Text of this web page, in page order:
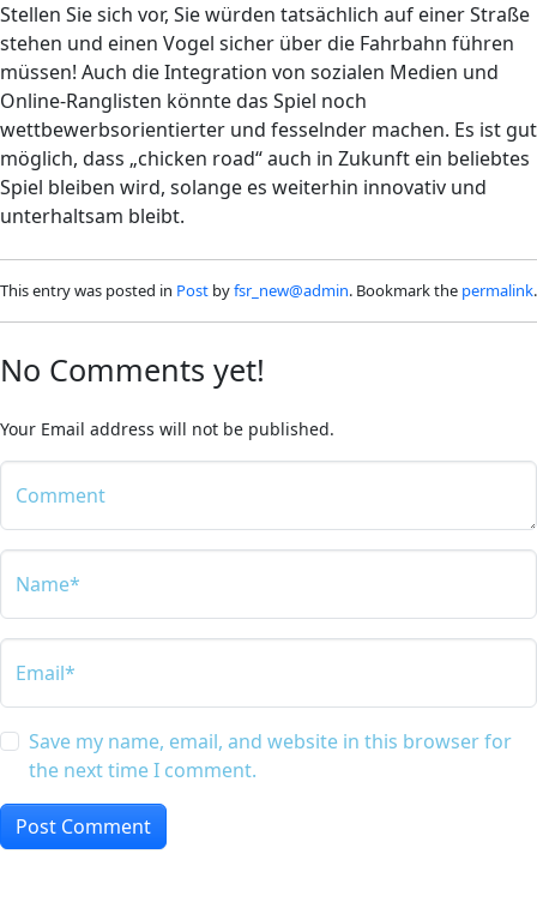
Stellen Sie sich vor, Sie würden tatsächlich auf einer Straße
stehen und einen Vogel sicher über die Fahrbahn führen
müssen! Auch die Integration von sozialen Medien und
Online-Ranglisten könnte das Spiel noch
wettbewerbsorientierter und fesselnder machen. Es ist gut
möglich, dass „chicken road“ auch in Zukunft ein beliebtes
Spiel bleiben wird, solange es weiterhin innovativ und
unterhaltsam bleibt.
This entry was posted in Post byfsr_new@admin. Bookmark the permalink.
No Comments yet!
Your Email address will not be published.
Comment
Name*
Email*
Save my name, email, and website in this browser for
the next time I comment.